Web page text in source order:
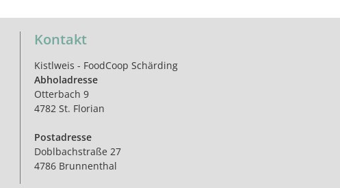
Kontakt
Kistlweis - FoodCoop Schärding
Abholadresse
Otterbach 9
4782 St. Florian
Postadresse
Doblbachstraße 27
4786 Brunnenthal